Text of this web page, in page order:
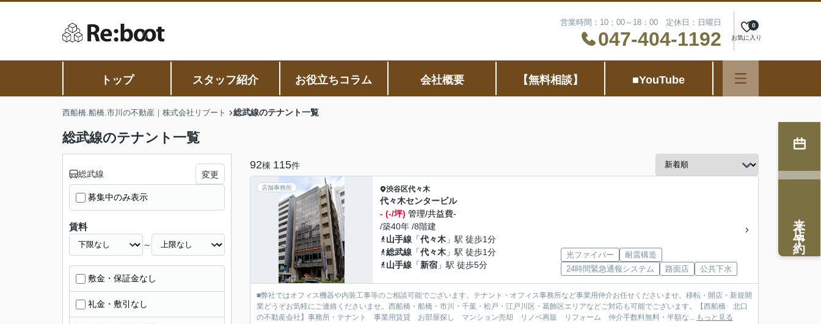
営業時間：10：00～18：00 定休日：日曜日
047-404-1192 お気に入り
0
トップ スタッフ紹介 お役立ちコラム 会社概要 【無料相談】 ■YouTube
西船橋.船橋.市川の不動産｜株式会社リブート 総武線のテナント一覧
総武線のテナント一覧
92棟 115件
店舗事務所 渋谷区代々木
代々木センタービル
- (-/坪) 管理/共益費-
/築40年 /8階建
山手線 「代々木 」駅 徒歩1分
総武線 「代々木 」駅 徒歩1分
山手線 「新宿 」駅 徒歩5分
光ファイバー
耐震構造
24時間緊急通報システム
路面店 公共下水
■弊社ではオフィス機器や内装工事等のご相談可能でございます。テナント・オフィス事務所など事業用仲介お任せくださいませ。移転・開店・新規開
業どうぞお気軽にご連絡くださいませ。西船橋・船橋・市川・千葉・松戸・江戸川区・葛飾区エリアなどご対応も可能でございます。【西船橋 北口
の不動産会社】事務所・テナント 事業用賃貸 お部屋探し マンション売却 リノベ再販 リフォーム 仲介手数料無料・半額な... もっと見る
総武線 変更
募集中のみ表示
賃料
～
敷金・保証金なし
礼金・敷引なし
来店予約